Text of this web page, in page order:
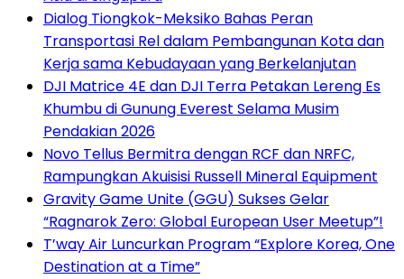
Dialog Tiongkok-Meksiko Bahas Peran
Transportasi Rel dalam Pembangunan Kota dan
Kerja sama Kebudayaan yang Berkelanjutan
DJI Matrice 4E dan DJI Terra Petakan Lereng Es
Khumbu di Gunung Everest Selama Musim
Pendakian 2026
Novo Tellus Bermitra dengan RCF dan NRFC,
Rampungkan Akuisisi Russell Mineral Equipment
Gravity Game Unite (GGU) Sukses Gelar
“Ragnarok Zero: Global European User Meetup”!
T’way Air Luncurkan Program “Explore Korea, One
Destination at a Time”